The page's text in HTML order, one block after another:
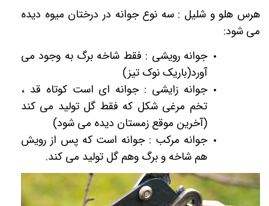
هرس هلو و شلیل : سه نوع جوانه در درختان میوه دیده
می شود:
جوانه رویشی : فقط شاخه برگ به وجود می
آورد(باریک نوک تیز)
جوانه زایشی : جوانه ای است کوتاه قد ،
تخم مرغی شکل که فقط گل تولید می کند
(آخرین موقع زمستان دیده می شود)
جوانه مرکب : جوانه است که پس از رویش
هم شاخه و برگ وهم گل تولید می کند.